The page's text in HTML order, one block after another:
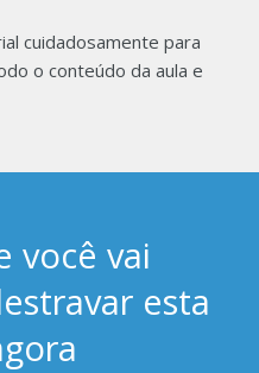
cuidadosamente para
o conteúdo da aula e
você vai
esta